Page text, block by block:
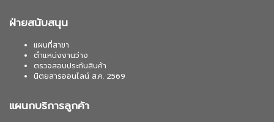
ฝ่ายสนับสนุน
แผนที่สาขา
ตำแหน่งงานว่าง
ตรวจสอบประกันสินค้า
นิตยสารออนไลน์ ส.ค. 2569
แผนกบริการลูกค้า